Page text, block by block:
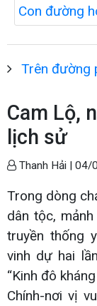
Con đường
Trên đường
Cam Lộ,
lịch sử
Thanh Hải | 04/
Trong dòng
dân tộc,
truyền thống
vinh dự hai
“Kinh đô
Chính-nơi vị